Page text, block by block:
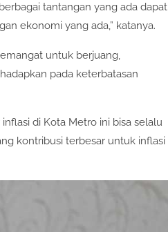
tantangan yang ada dapat
ekonomi yang ada,” katanya.
untuk berjuang,
pada keterbatasan
di Kota Metro ini bisa selalu
kontribusi terbesar untuk inflasi